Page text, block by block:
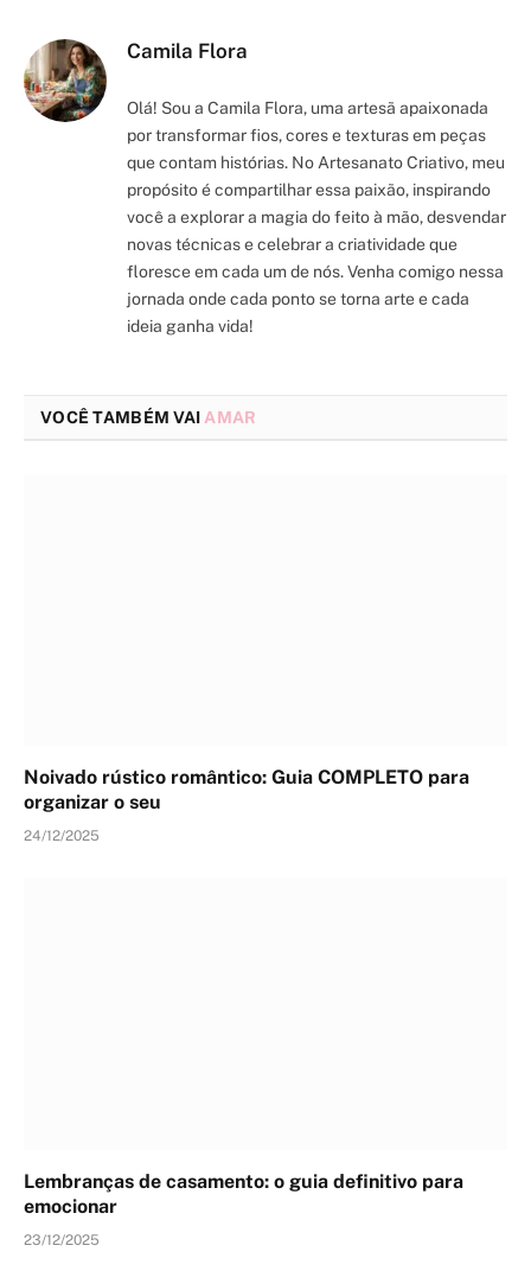
Camila Flora
Olá! Sou a Camila Flora, uma artesã apaixonada
por transformar fios, cores e texturas em peças
que contam histórias. No Artesanato Criativo, meu
propósito é compartilhar essa paixão, inspirando
você a explorar a magia do feito à mão, desvendar
novas técnicas e celebrar a criatividade que
floresce em cada um de nós. Venha comigo nessa
jornada onde cada ponto se torna arte e cada
ideia ganha vida!
VOCÊ TAMBÉM VAI AMAR
Noivado rústico romântico: Guia COMPLETO para
organizar o seu
24/12/2025
Lembranças de casamento: o guia definitivo para
emocionar
23/12/2025